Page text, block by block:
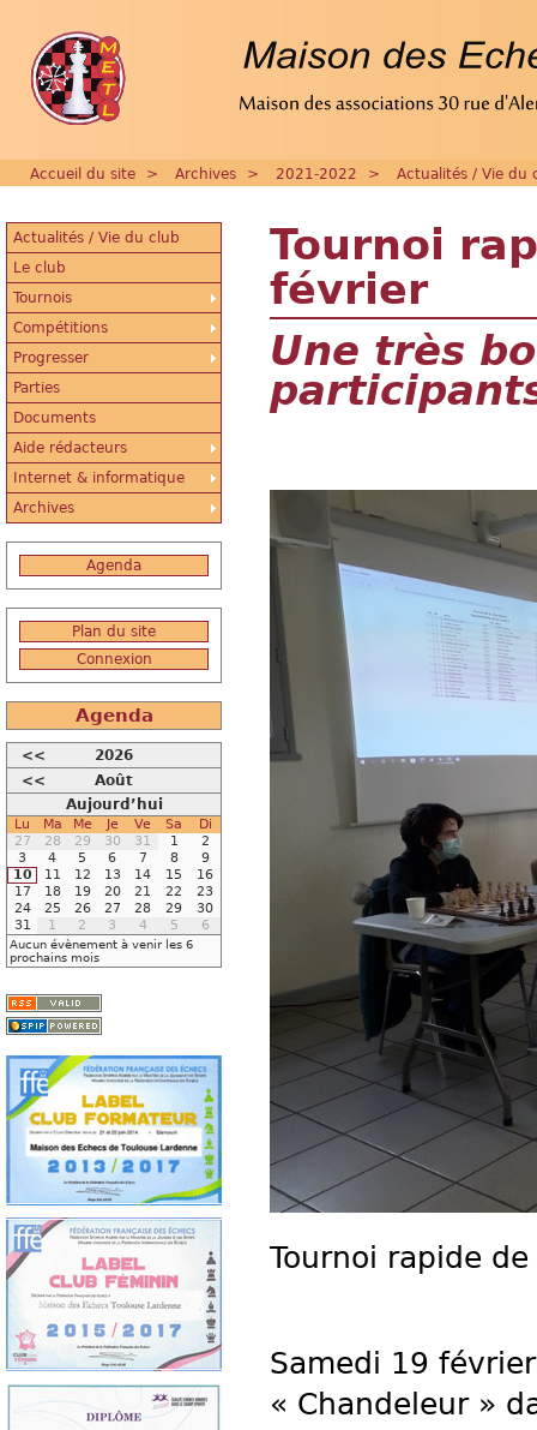
Accueil du site > Archives > 2021-2022 > Actualités / Vie du
Tournoi
février
Une très
Tournoi rapide
Samedi 19
« Chandeleur »
Actualités / Vie du club
Le club
Tournois
Compétitions
Progresser
Parties
Documents
Aide rédacteurs
Internet & informatique
Archives
Agenda
Plan du site
Connexion
Agenda
<<
2026
<<
Août
Aujourd’hui
Lu Ma Me Je Ve Sa
Di
27
28 29 30 31 1
2
3
4 5 6 7 8
9
10
11 12 13 14 15
16
17
18 19 20 21 22
23
24
25 26 27 28 29
30
31
1 2 3 4 5 6
Aucun évènement à venir les 6
prochains mois